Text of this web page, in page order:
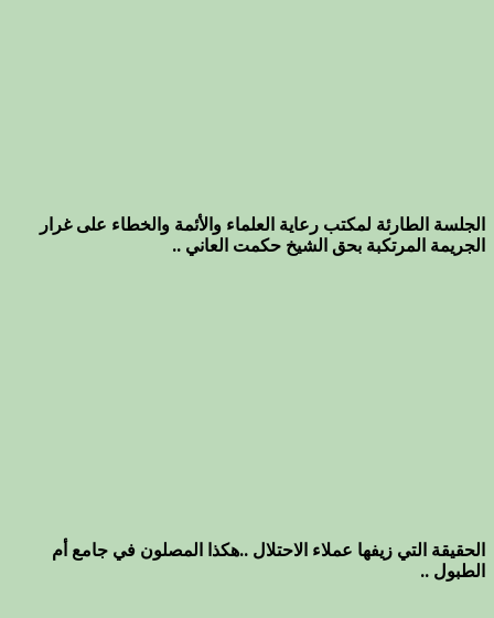
الجلسة الطارئة لمكتب رعاية العلماء والأئمة والخطاء على غرار
الجريمة المرتكبة بحق الشيخ حكمت العاني ..
الحقيقة التي زيفها عملاء الاحتلال ..هكذا المصلون في جامع أم
الطبول ..